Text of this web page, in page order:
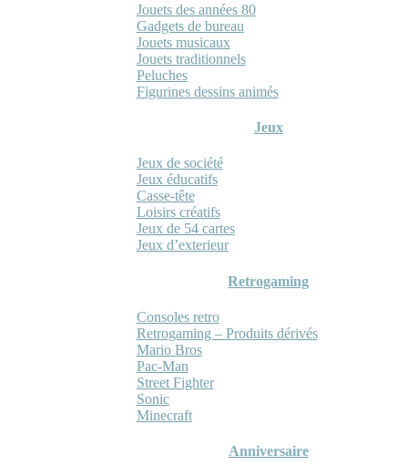
Jouets des années 80
Gadgets de bureau
Jouets musicaux
Jouets traditionnels
Peluches
Figurines dessins animés
Jeux
Jeux de société
Jeux éducatifs
Casse-tête
Loisirs créatifs
Jeux de 54 cartes
Jeux d’exterieur
Retrogaming
Consoles retro
Retrogaming – Produits dérivés
Mario Bros
Pac-Man
Street Fighter
Sonic
Minecraft
Anniversaire